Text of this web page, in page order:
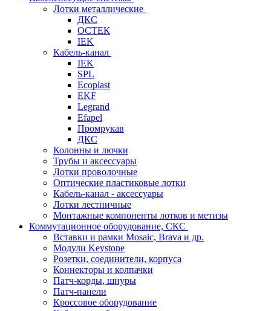
Лотки металлические
ДКС
ОСТЕК
IEK
Кабель-канал
IEK
SPL
Ecoplast
EKF
Legrand
Efapel
Промрукав
ДКС
Колонны и лючки
Трубы и аксессуары
Лотки проволочные
Оптические пластиковые лотки
Кабель-канал - аксессуары
Лотки лестничные
Монтажные компоненты лотков и метизы
Коммутационное оборудование, СКС
Вставки и рамки Mosaic, Brava и др.
Модули Keystone
Розетки, соединители, корпуса
Коннекторы и колпачки
Патч-корды, шнуры
Патч-панели
Кроссовое оборудование